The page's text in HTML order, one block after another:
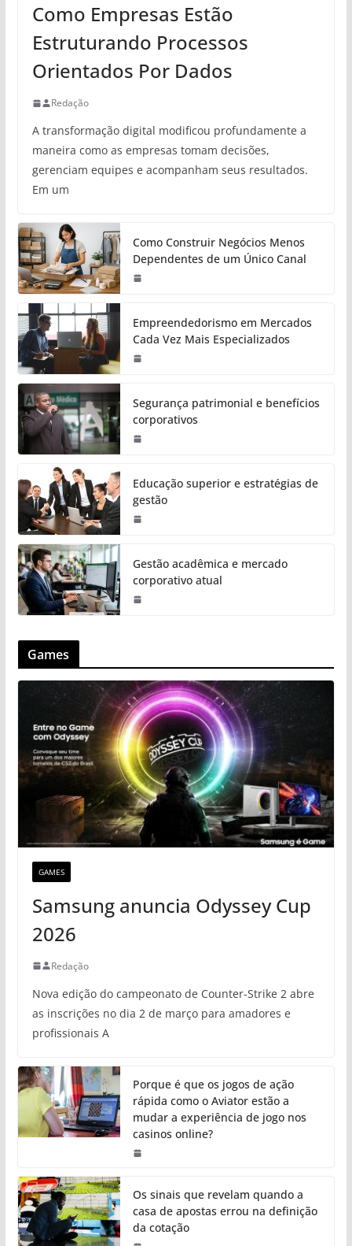
Como Empresas Estão
Estruturando Processos
Orientados Por Dados
Redação
A transformação digital modificou profundamente a
maneira como as empresas tomam decisões,
gerenciam equipes e acompanham seus resultados.
Em um
Como Construir Negócios Menos
Dependentes de um Único Canal
Empreendedorismo em Mercados
Cada Vez Mais Especializados
Segurança patrimonial e benefícios
corporativos
Educação superior e estratégias de
gestão
Gestão acadêmica e mercado
corporativo atual
Games
GAMES
Samsung anuncia Odyssey Cup
2026
Redação
Nova edição do campeonato de Counter-Strike 2 abre
as inscrições no dia 2 de março para amadores e
profissionais A
Porque é que os jogos de ação
rápida como o Aviator estão a
mudar a experiência de jogo nos
casinos online?
Os sinais que revelam quando a
casa de apostas errou na definição
da cotação